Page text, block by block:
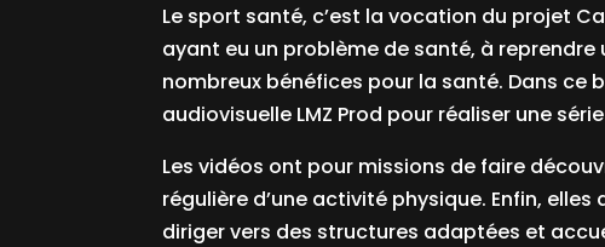
Le sport santé, c’est la vocation du projet
ayant eu un problème de santé, à
nombreux bénéfices pour la santé. Dans
audiovisuelle LMZ Prod pour réaliser une
Les vidéos ont pour missions de faire
régulière d’une activité physique. Enfin,
diriger vers des structures adaptées et